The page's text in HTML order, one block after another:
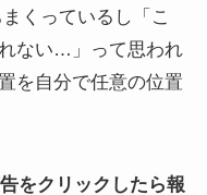
くっているし「こ
ない…」って思われ
を自分で任意の位置
をクリックしたら報